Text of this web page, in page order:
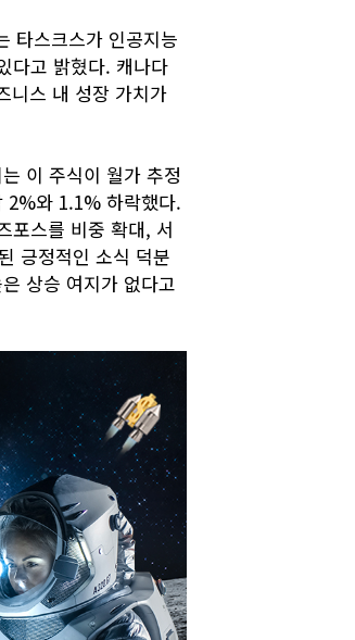
타스크스가 인공지능
다고 밝혔다. 캐나다
니스 내 성장 가치가
이 주식이 월가 추정
2%와 1.1% 하락했다.
포스를 비중 확대, 서
긍정적인 소식 덕분
상승 여지가 없다고